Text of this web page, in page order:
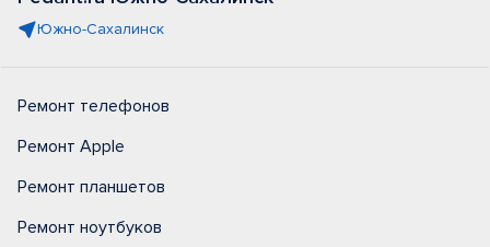
Южно-Сахалинск
Ремонт телефонов
Ремонт Apple
Ремонт планшетов
Ремонт ноутбуков